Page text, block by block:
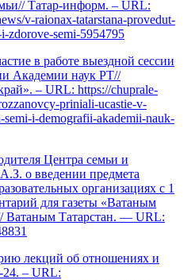
Татар-информ. – URL:
v-raionax-tatarstana-provedut-
zdorove-semi-5954795
в работе выездной сессии
Академии наук РТ//
– URL: https://chuprale-
priniali-ucastie-v-
semi-i-demografii-akademii-nauk-
Центра семьи и
о введении предмета
организациях с 1
для газеты «Ватаным
Ватаным Татарстан. — URL:
лекций об отношениях и
24. – URL: